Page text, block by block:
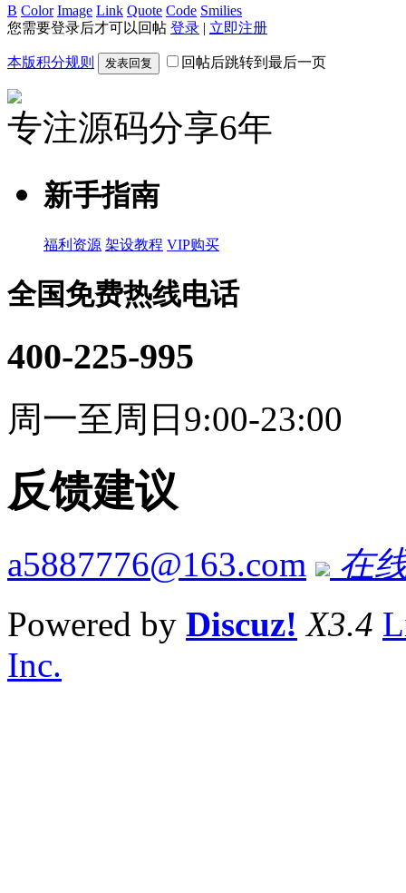
B Color Image Link Quote Code Smilies
您需要登录后才可以回帖 登录 | 立即注册
本版积分规则 发表回复 回帖后跳转到最后一页
专注源码分享6年
新手指南
福利资源 架设教程 VIP购买
全国免费热线电话
400-225-995
周一至周日9:00-23:00
反馈建议
a5887776@163.com
在
Powered by Discuz! X3.4
Inc.